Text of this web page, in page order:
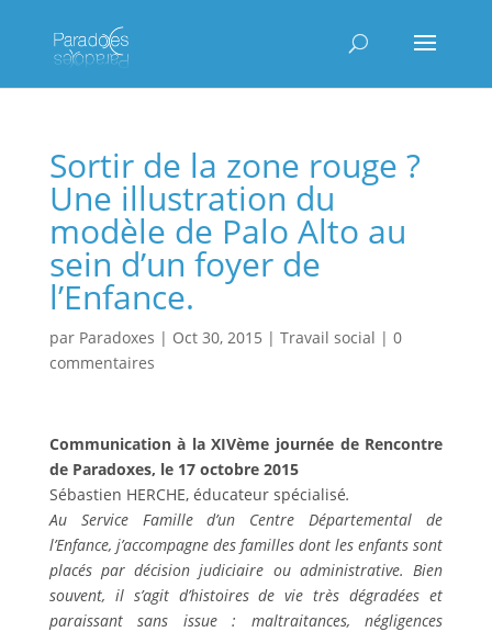
Sortir de la zone rouge ?
Une illustration du
modèle de Palo Alto au
sein d’un foyer de
l’Enfance.
par Paradoxes | Oct 30, 2015 | Travail social | 0
commentaires
Communication à la XIVème journée de Rencontre
de Paradoxes, le 17 octobre 2015
Sébastien HERCHE, éducateur spécialisé.
Au Service Famille d’un Centre Départemental de
l’Enfance, j’accompagne des familles dont les enfants sont
placés par décision judiciaire ou administrative. Bien
souvent, il s’agit d’histoires de vie très dégradées et
paraissant sans issue : maltraitances, négligences